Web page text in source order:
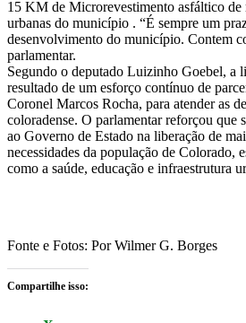
15 KM de Microrevestimento asfáltico de
urbanas do município . “É sempre um
desenvolvimento do município. Contem
parlamentar.
Segundo o deputado Luizinho Goebel, a
resultado de um esforço contínuo de
Coronel Marcos Rocha, para atender as
coloradense. O parlamentar reforçou que
ao Governo de Estado na liberação de
necessidades da população de Colorado,
como a saúde, educação e infraestrutura
Fonte e Fotos: Por Wilmer G. Borges
Compartilhe isso: